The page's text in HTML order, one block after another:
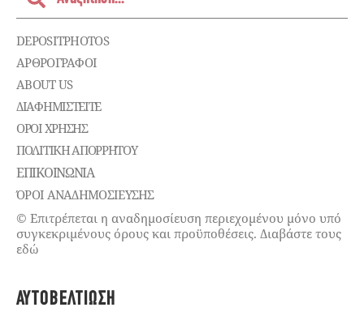
DEPOSITPHOTOS
ΑΡΘΡΟΓΡΑΦΟΙ
ABOUT US
ΔΙΑΦΗΜΙΣΤΕΊΤΕ
ΌΡΟΙ ΧΡΉΣΗΣ
ΠΟΛΙΤΙΚΉ ΑΠΟΡΡΉΤΟΥ
ΕΠΙΚΟΙΝΩΝΊΑ
ΌΡΟΙ ΑΝΑΔΗΜΟΣΙΕΥΣΗΣ
© Επιτρέπεται η αναδημοσίευση περιεχομένου μόνο υπό
συγκεκριμένους όρους και προϋποθέσεις. Διαβάστε τους
εδώ
ΑΥΤΟΒΕΛΤΊΩΣΗ